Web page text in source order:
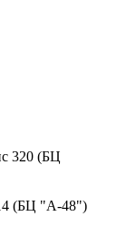
320 (БЦ
(БЦ "А-48")